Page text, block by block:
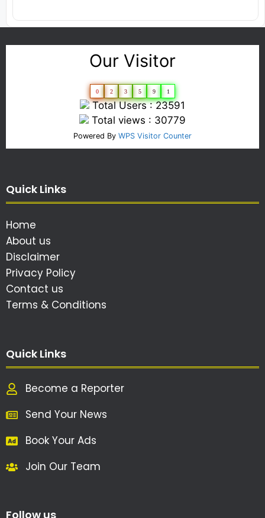
Our Visitor
0 2 3 5 9 1
Total Users : 23591
Total views : 30779
Powered By WPS Visitor Counter
Quick Links
Home
About us
Disclaimer
Privacy Policy
Contact us
Terms & Conditions
Quick Links
Become a Reporter
Send Your News
Book Your Ads
Join Our Team
Follow us